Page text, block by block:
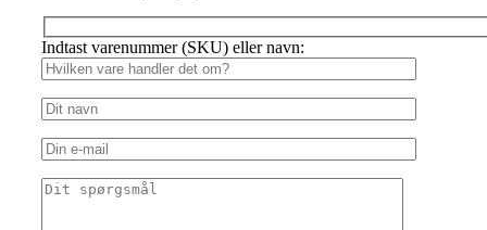
Indtast varenummer (SKU) eller navn: